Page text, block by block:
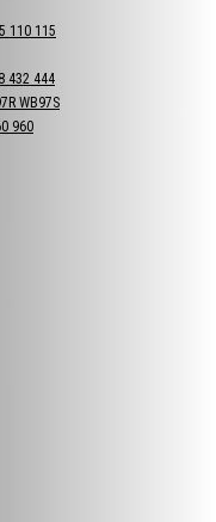
110 115
432 444
WB97S
960